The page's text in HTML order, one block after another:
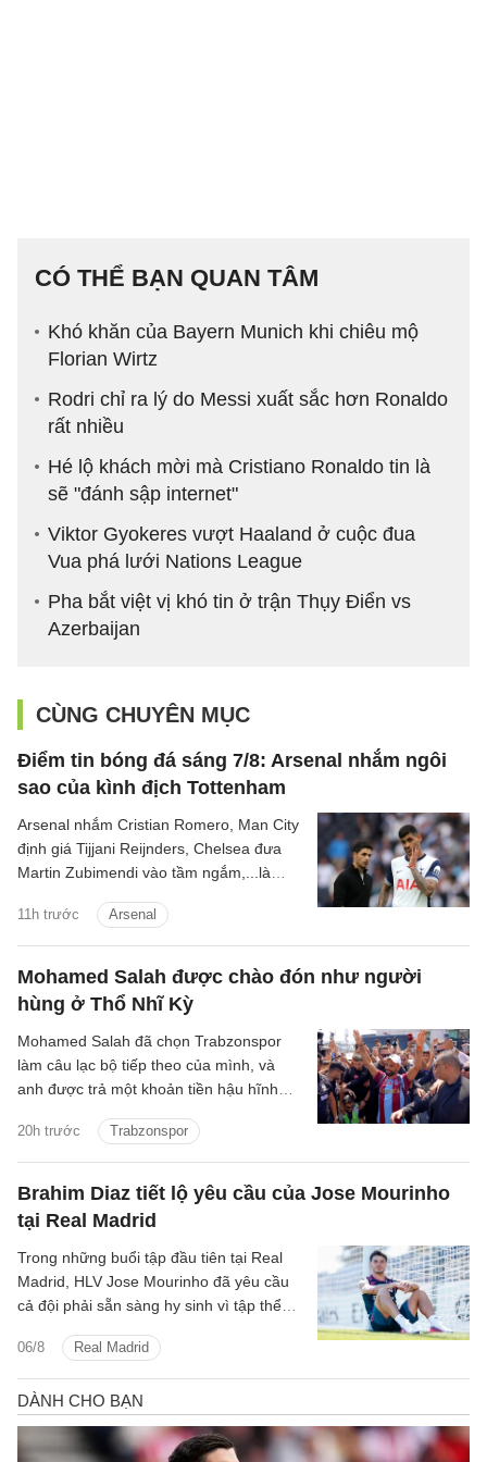
CÓ THỂ BẠN QUAN TÂM
Khó khăn của Bayern Munich khi chiêu mộ
Florian Wirtz
Rodri chỉ ra lý do Messi xuất sắc hơn Ronaldo
rất nhiều
Hé lộ khách mời mà Cristiano Ronaldo tin là
sẽ "đánh sập internet"
Viktor Gyokeres vượt Haaland ở cuộc đua
Vua phá lưới Nations League
Pha bắt việt vị khó tin ở trận Thụy Điển vs
Azerbaijan
CÙNG CHUYÊN MỤC
Điểm tin bóng đá sáng 7/8: Arsenal nhắm ngôi
sao của kình địch Tottenham
11h trước Arsenal
Arsenal nhắm Cristian Romero, Man City
định giá Tijjani Reijnders, Chelsea đưa
Martin Zubimendi vào tầm ngắm,...là
tin bóng đá sáng 31/7.
Mohamed Salah được chào đón như người
hùng ở Thổ Nhĩ Kỳ
20h trước Trabzonspor
Mohamed Salah đã chọn Trabzonspor
làm câu lạc bộ tiếp theo của mình, và
anh được trả một khoản tiền hậu hĩnh
Brahim Diaz tiết lộ yêu cầu của Jose Mourinho
tại Real Madrid
06/8 Real Madrid
Trong những buổi tập đầu tiên tại Real
Madrid, HLV Jose Mourinho đã yêu cầu
cả đội phải sẵn sàng hy sinh vì tập thể